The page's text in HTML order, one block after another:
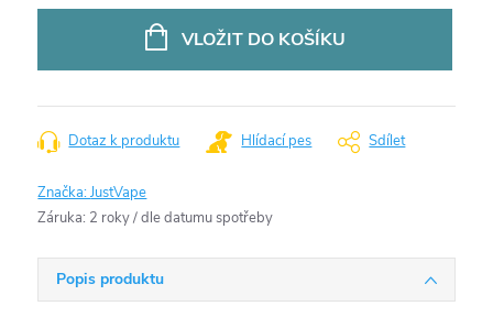
VLOŽIT DO KOŠÍKU
Dotaz k produktu Hlídací pes Sdílet
Značka:JustVape
Záruka: 2 roky / dle datumu spotřeby
Popis produktu